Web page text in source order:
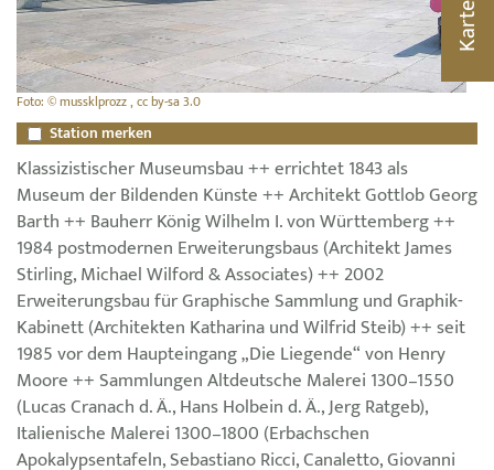
Foto: © mussklprozz , cc by-sa 3.0
Station merken
Klassizistischer Museumsbau ++ errichtet 1843 als
Museum der Bildenden Künste ++ Architekt Gottlob Georg
Barth ++ Bauherr König Wilhelm I. von Württemberg ++
1984 postmodernen Erweiterungsbaus (Architekt James
Stirling, Michael Wilford & Associates) ++ 2002
Erweiterungsbau für Graphische Sammlung und Graphik-
Kabinett (Architekten Katharina und Wilfrid Steib) ++ seit
1985 vor dem Haupteingang „Die Liegende“ von Henry
Moore ++ Sammlungen Altdeutsche Malerei 1300–1550
(Lucas Cranach d. Ä., Hans Holbein d. Ä., Jerg Ratgeb),
Italienische Malerei 1300–1800 (Erbachschen
Apokalypsentafeln, Sebastiano Ricci, Canaletto, Giovanni
Karte